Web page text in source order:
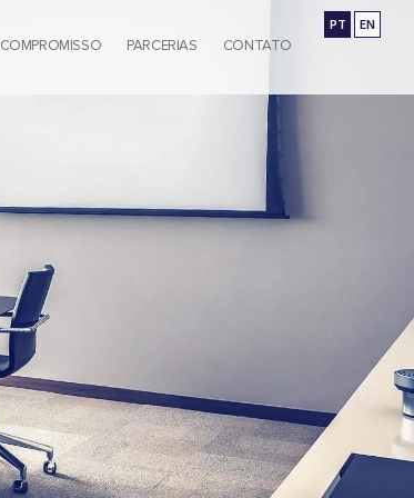
PT EN
COMPROMISSO PARCERIAS CONTATO